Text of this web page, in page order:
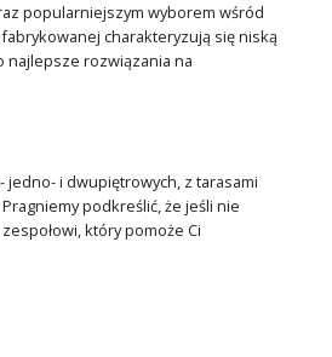
popularniejszym wyborem wśród
charakteryzują się niską
najlepsze rozwiązania na
jedno- i dwupiętrowych, z tarasami
podkreślić, że jeśli nie
który pomoże Ci